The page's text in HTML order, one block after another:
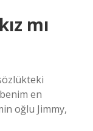
mı
en
oğlu Jimmy,